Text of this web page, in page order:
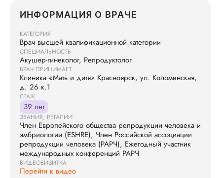
ИНФОРМАЦИЯ О ВРАЧЕ
КАТЕГОРИЯ
Врач высшей квалификационной категории
СПЕЦИАЛЬНОСТЬ
Акушер-гинеколог, Репродуктолог
ВРАЧ ПРИНИМАЕТ
Клиника «Мать и дитя» Красноярск, ул. Коломенская,
д. 26 к.1
СТАЖ
39 лет
ЗВАНИЯ, РЕГАЛИИ
Член Европейского общества репродукции человека и
эмбриологии (ESHRE), Член Российской ассоциации
репродукции человека (РАРЧ), Ежегодный участник
международных конференций РАРЧ
ВИДЕОВИЗИТКА
Перейти к видео